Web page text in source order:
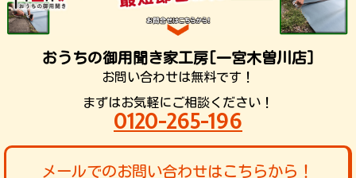
おうちの御用聞き家工房[一宮木曽川店]
お問い合わせは無料です！
まずはお気軽にご相談ください！
0120-265-196
メールでのお問い合わせはこちらから！